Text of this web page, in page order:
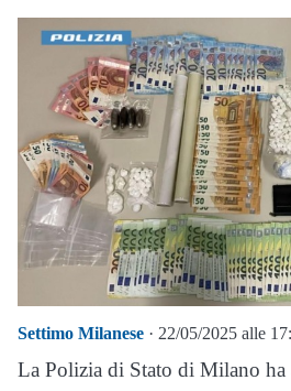
Settimo Milanese · 22/05/2025 alle
La Polizia di Stato di Milano ha